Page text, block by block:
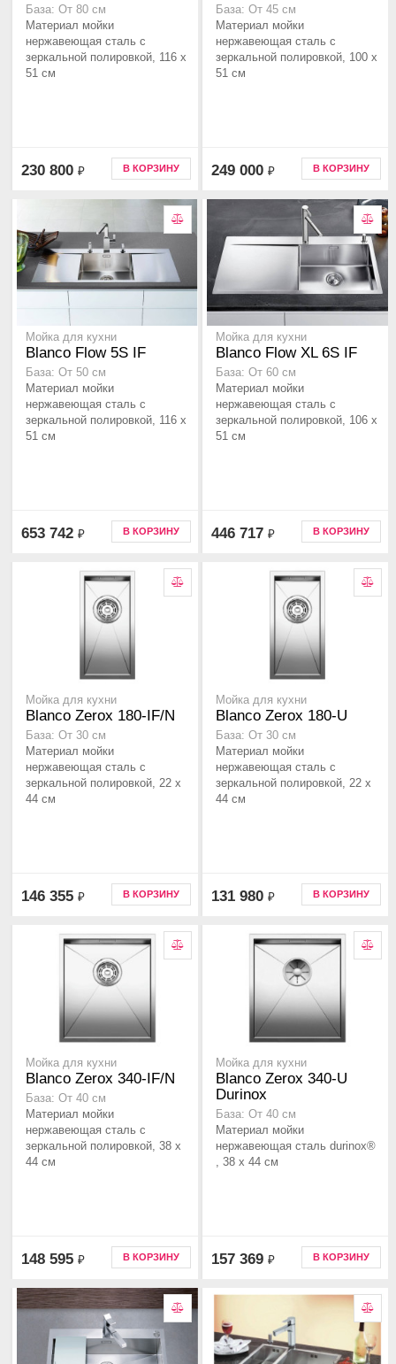
База: От 80 см
Материал мойки
нержавеющая сталь с
зеркальной полировкой, 116 x
51 см
230 800 ₽ В КОРЗИНУ
База: От 45 см
Материал мойки
нержавеющая сталь с
зеркальной полировкой, 100 x
51 см
249 000 ₽ В КОРЗИНУ
Мойка для кухни
Blanco Flow 5S IF
База: От 50 см
Материал мойки
нержавеющая сталь с
зеркальной полировкой, 116 x
51 см
653 742 ₽ В КОРЗИНУ
Мойка для кухни
Blanco Flow XL 6S IF
База: От 60 см
Материал мойки
нержавеющая сталь с
зеркальной полировкой, 106 x
51 см
446 717 ₽ В КОРЗИНУ
Мойка для кухни
Blanco Zerox 180-IF/N
База: От 30 см
Материал мойки
нержавеющая сталь с
зеркальной полировкой, 22 x
44 см
146 355 ₽ В КОРЗИНУ
Мойка для кухни
Blanco Zerox 180-U
База: От 30 см
Материал мойки
нержавеющая сталь с
зеркальной полировкой, 22 x
44 см
131 980 ₽ В КОРЗИНУ
Мойка для кухни
Blanco Zerox 340-IF/N
База: От 40 см
Материал мойки
нержавеющая сталь с
зеркальной полировкой, 38 x
44 см
148 595 ₽ В КОРЗИНУ
Мойка для кухни
Blanco Zerox 340-U
Durinox
База: От 40 см
Материал мойки
нержавеющая сталь durinox®
, 38 x 44 см
157 369 ₽ В КОРЗИНУ